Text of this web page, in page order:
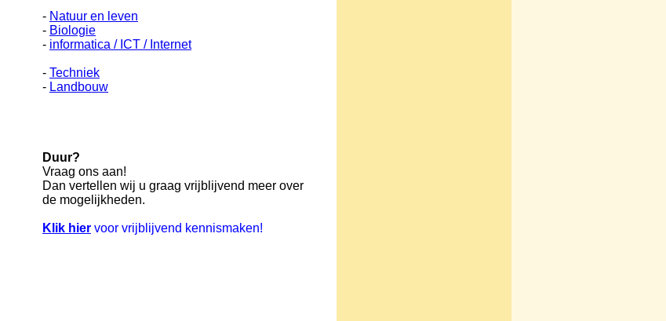
- Natuur en leven
- Biologie
- informatica / ICT / Internet
- Techniek
- Landbouw
Duur?
Vraag ons aan!
Dan vertellen wij u graag vrijblijvend meer over
de mogelijkheden.
Klik hier voor vrijblijvend kennismaken!